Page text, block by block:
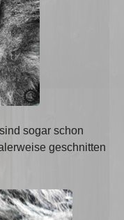
sogar schon
geschnitten